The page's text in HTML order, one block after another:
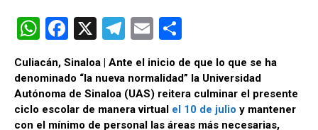
W
h
at
s
A
F
a
ce
b
o
X
T
e
gr
a
E
m
ail
o
m
p
ar
Culiacán, Sinaloa | Ante el inicio de que lo que se ha
denominado “la nueva normalidad” la Universidad
Autónoma de Sinaloa (UAS) reitera culminar el presente
ciclo escolar de manera virtual el 10 de julio y mantener
con el mínimo de personal las áreas más necesarias,